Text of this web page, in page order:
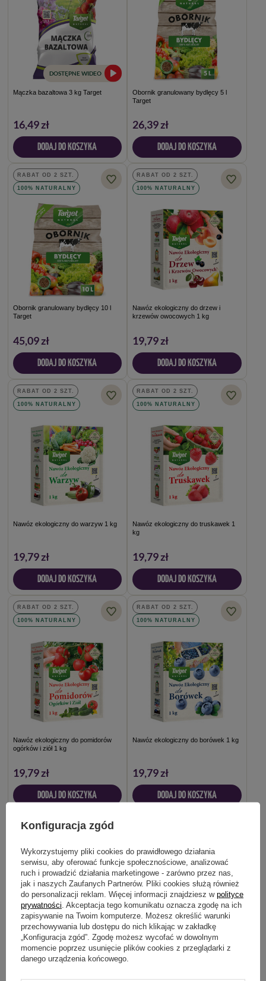
DOSTĘPNE WIDEO
Mączka bazaltowa 3 kg Target
16,49 zł
DODAJ DO KOSZYKA
Obornik granulowany bydlęcy 5 l
Target
26,39 zł
DODAJ DO KOSZYKA
RABAT OD 2 SZT.
100% NATURALNY
Obornik granulowany bydlęcy 10 l
Target
45,09 zł
DODAJ DO KOSZYKA
RABAT OD 2 SZT.
100% NATURALNY
Nawóz ekologiczny do drzew i
krzewów owocowych 1 kg
19,79 zł
DODAJ DO KOSZYKA
RABAT OD 2 SZT.
100% NATURALNY
Nawóz ekologiczny do warzyw 1 kg
19,79 zł
DODAJ DO KOSZYKA
RABAT OD 2 SZT.
100% NATURALNY
Nawóz ekologiczny do truskawek 1
kg
19,79 zł
DODAJ DO KOSZYKA
RABAT OD 2 SZT.
100% NATURALNY
Nawóz ekologiczny do pomidorów
ogórków i ziół 1 kg
19,79 zł
DODAJ DO KOSZYKA
RABAT OD 2 SZT.
100% NATURALNY
Nawóz ekologiczny do borówek 1 kg
19,79 zł
DODAJ DO KOSZYKA
RABAT OD 2 SZT.
Bazalt granulowany 15 kg Target
Konfiguracja zgód
Wykorzystujemy pliki cookies do prawidłowego działania
serwisu, aby oferować funkcje społecznościowe, analizować
ruch i prowadzić działania marketingowe - zarówno przez nas,
jak i naszych Zaufanych Partnerów. Pliki cookies służą również
do personalizacji reklam. Więcej informacji znajdziesz w polityce
prywatności . Akceptacja tego komunikatu oznacza zgodę na ich
zapisywanie na Twoim komputerze. Możesz określić warunki
przechowywania lub dostępu do nich klikając w zakładkę
„Konfiguracja zgód”. Zgodę możesz wycofać w dowolnym
momencie poprzez usunięcie plików cookies z przeglądarki z
danego urządzenia końcowego.